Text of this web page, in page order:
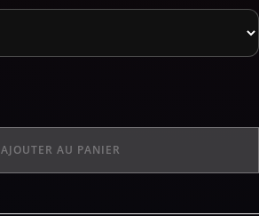
AJOUTER AU PANIER